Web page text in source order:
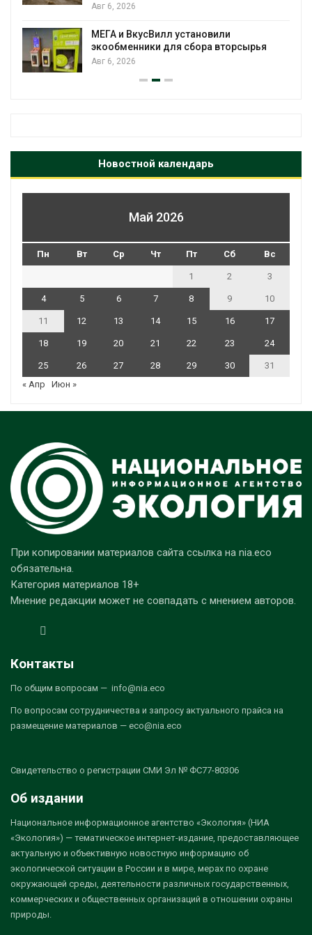
Авг 6, 2026
МЕГА и ВкусВилл установили
экообменники для сбора вторсырья
Авг 6, 2026
Новостной календарь
Май 2026
Пн Вт Ср Чт Пт Сб Вс
1 2 3
4 5 6 7 8 9 10
11 12 13 14 15 16 17
18 19 20 21 22 23 24
25 26 27 28 29 30
31
« Апр
Июн »
При копировании материалов сайта ссылка на nia.eco
обязательна.
Категория материалов 18+
Мнение редакции может не совпадать с мнением авторов.
Контакты
По общим вопросам — info@nia.eco
По вопросам сотрудничества и запросу актуального прайса на
размещение материалов — eco@nia.eco
Свидетельство о регистрации СМИ Эл № ФС77-80306
Об издании
Национальное информационное агентство «Экология» (НИА
«Экология») — тематическое интернет-издание, предоставляющее
актуальную и объективную новостную информацию об
экологической ситуации в России и в мире, мерах по охране
окружающей среды, деятельности различных государственных,
коммерческих и общественных организаций в отношении охраны
природы.